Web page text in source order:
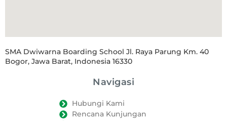
SMA Dwiwarna Boarding School Jl. Raya Parung Km. 40
Bogor, Jawa Barat, Indonesia 16330
Navigasi
Hubungi Kami
Rencana Kunjungan